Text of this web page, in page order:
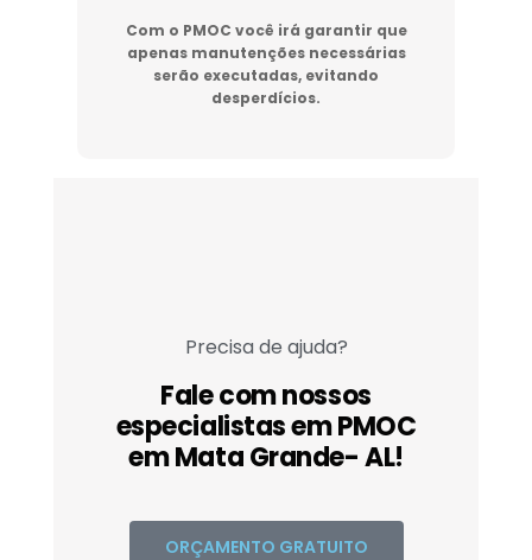
Com o PMOC você irá garantir que
apenas manutenções necessárias
serão executadas, evitando
desperdícios.
Precisa de ajuda?
Fale com nossos
especialistas em PMOC
em Mata Grande- AL!
ORÇAMENTO GRATUITO